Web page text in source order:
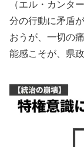
（エル・カンタ
分の行動に矛盾
おうが、一切の
能感こそが、県